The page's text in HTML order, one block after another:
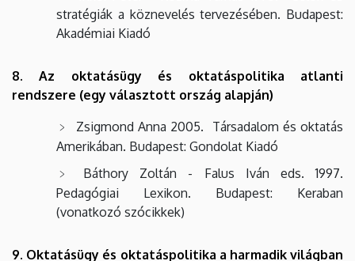
stratégiák a köznevelés tervezésében. Budapest:
Akadémiai Kiadó
8. Az oktatásügy és oktatáspolitika atlanti
rendszere (egy választott ország alapján)
Zsigmond Anna 2005. Társadalom és oktatás
Amerikában. Budapest: Gondolat Kiadó
Báthory Zoltán - Falus Iván eds. 1997.
Pedagógiai Lexikon. Budapest: Keraban
(vonatkozó szócikkek)
9. Oktatásügy és oktatáspolitika a harmadik világban